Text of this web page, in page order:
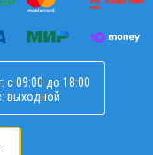
с 09:00 до 18:00
выходной